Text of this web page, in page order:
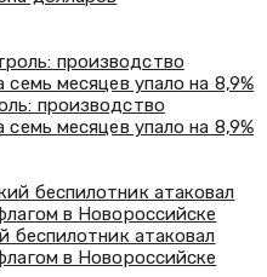
производство
месяцев упало на 8,9%
беспилотник атаковал
в Новороссийске